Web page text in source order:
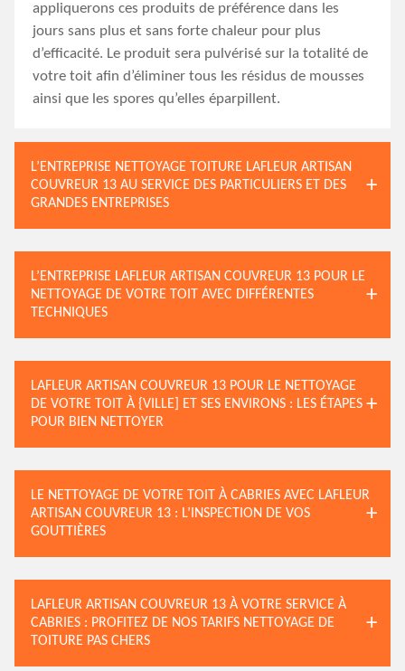
appliquerons ces produits de préférence dans les
jours sans plus et sans forte chaleur pour plus
d’efficacité. Le produit sera pulvérisé sur la totalité de
votre toit afin d’éliminer tous les résidus de mousses
ainsi que les spores qu’elles éparpillent.
L’ENTREPRISE NETTOYAGE TOITURE LAFLEUR ARTISAN
COUVREUR 13 AU SERVICE DES PARTICULIERS ET DES
GRANDES ENTREPRISES
L’ENTREPRISE LAFLEUR ARTISAN COUVREUR 13 POUR LE
NETTOYAGE DE VOTRE TOIT AVEC DIFFÉRENTES
TECHNIQUES
LAFLEUR ARTISAN COUVREUR 13 POUR LE NETTOYAGE
DE VOTRE TOIT À {VILLE] ET SES ENVIRONS : LES ÉTAPES
POUR BIEN NETTOYER
LE NETTOYAGE DE VOTRE TOIT À CABRIES AVEC LAFLEUR
ARTISAN COUVREUR 13 : L’INSPECTION DE VOS
GOUTTIÈRES
LAFLEUR ARTISAN COUVREUR 13 À VOTRE SERVICE À
CABRIES : PROFITEZ DE NOS TARIFS NETTOYAGE DE
TOITURE PAS CHERS